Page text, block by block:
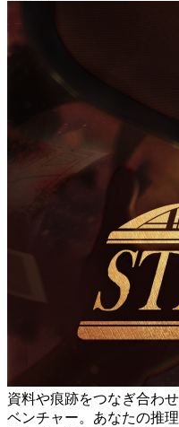
資料や痕跡をつなぎ合わ
ベンチャー。あなたの推